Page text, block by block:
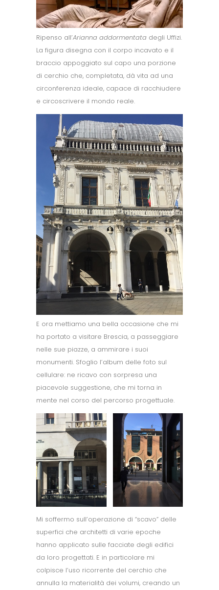
Ripenso all’Arianna addormentata degli Uffizi.
La figura disegna con il corpo incavato e il
braccio appoggiato sul capo una porzione
di cerchio che, completata, dà vita ad una
circonferenza ideale, capace di racchiudere
e circoscrivere il mondo reale.
E ora mettiamo una bella occasione che mi
ha portato a visitare Brescia, a passeggiare
nelle sue piazze, a ammirare i suoi
monumenti. Sfoglio l’album delle foto sul
cellulare: ne ricavo con sorpresa una
piacevole suggestione, che mi torna in
mente nel corso del percorso progettuale.
Mi soffermo sull’operazione di “scavo” delle
superfici che architetti di varie epoche
hanno applicato sulle facciate degli edifici
da loro progettati. E in particolare mi
colpisce l’uso ricorrente del cerchio che
annulla la materialità dei volumi, creando un